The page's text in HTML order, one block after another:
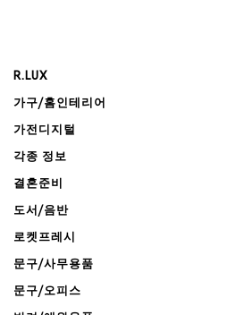
R.LUX
가구/홈인테리어
가전디지털
각종 정보
결혼준비
도서/음반
로켓프레시
문구/사무용품
문구/오피스